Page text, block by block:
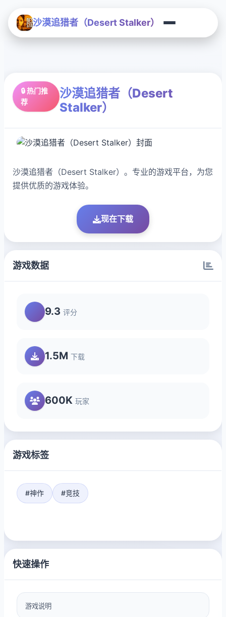
沙漠追猎者（Desert Stalker）
🔒 热门推
荐
沙漠追猎者（Desert
Stalker）
沙漠追猎者（Desert Stalker）。专业的游戏平台，为您
提供优质的游戏体验。
现在下载
游戏数据
9.3 评分
1.5M 下载
600K 玩家
游戏标签
#神作 #竞技
快速操作
游戏说明